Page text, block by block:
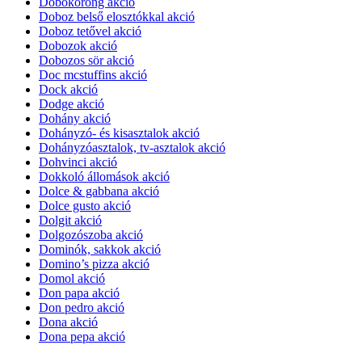
Doboz belső elosztókkal akció
Doboz tetővel akció
Dobozok akció
Dobozos sör akció
Doc mcstuffins akció
Dock akció
Dodge akció
Dohány akció
Dohányzó- és kisasztalok akció
Dohányzóasztalok, tv-asztalok akció
Dohvinci akció
Dokkoló állomások akció
Dolce & gabbana akció
Dolce gusto akció
Dolgit akció
Dolgozószoba akció
Dominók, sakkok akció
Domino’s pizza akció
Domol akció
Don papa akció
Don pedro akció
Dona akció
Dona pepa akció